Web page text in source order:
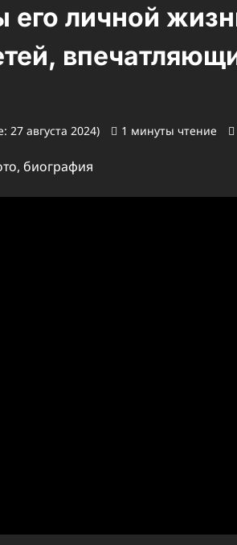
его личной
27 августа 2024) 1 минуты чтение